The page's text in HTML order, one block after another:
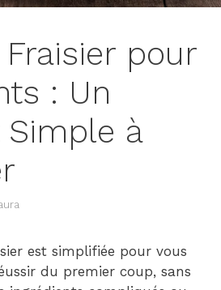
pour
: Un
Simple à
est simplifiée pour vous
du premier coup, sans